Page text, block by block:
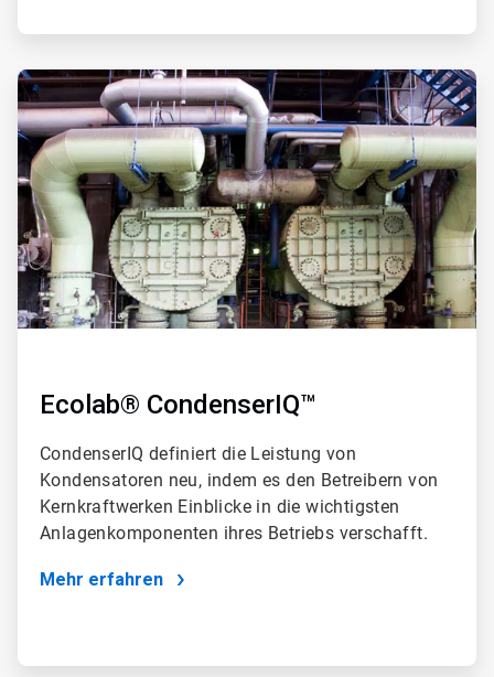
ArticleTile
2
von
4
Ecolab® CondenserIQ™
CondenserIQ definiert die Leistung von
Kondensatoren neu, indem es den Betreibern von
Kernkraftwerken Einblicke in die wichtigsten
Anlagenkomponenten ihres Betriebs verschafft.
Mehr erfahren